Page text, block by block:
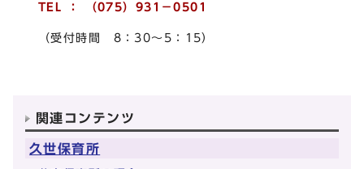
TEL ： （075）931－0501
（受付時間 8：30～5：15）
関連コンテンツ
久世保育所